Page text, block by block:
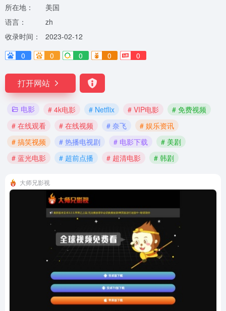
所在地：
美国
语言：
zh
收录时间：
2023-02-12
0
0 0 0 0
打开网站
电影 # 4k电影 # Netflix # VIP电影
# 免费视频
# 在线观看
# 在线视频 # 奈飞
# 娱乐资讯
# 搞笑视频
# 热播电视剧 # 电影下载
# 美剧
# 蓝光电影
# 超前点播 # 超清电影 # 韩剧
大师兄影视